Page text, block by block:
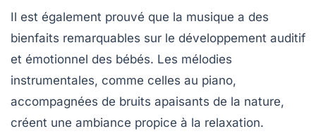
Il est également prouvé que la musique a des
bienfaits remarquables sur le développement auditif
et émotionnel des bébés. Les mélodies
instrumentales, comme celles au piano,
accompagnées de bruits apaisants de la nature,
créent une ambiance propice à la relaxation.